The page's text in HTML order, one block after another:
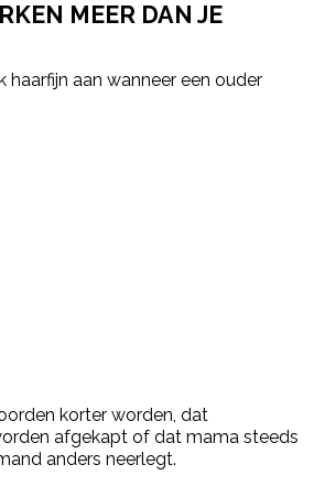
MEER DAN JE
haarfijn aan wanneer een ouder
korter worden, dat
afgekapt of dat mama steeds
anders neerlegt.